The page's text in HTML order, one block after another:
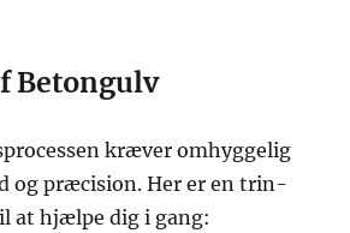
Betongulv
kræver omhyggelig
og præcision. Her er en trin-
at hjælpe dig i gang: